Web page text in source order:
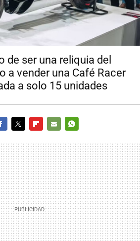
de ser una reliquia del
a vender una Café Racer
a solo 15 unidades
MAIL